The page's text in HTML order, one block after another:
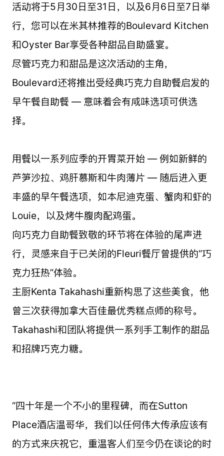
活动将于5月30日至31日，以及6月6日至7日举
行，您可以在米其林推荐的Boulevard Kitchen
和Oyster Bar享受各种甜品自助盛宴。
尽管巧克力和甜品是这次活动的主角，
Boulevard还将推出受经典巧克力自助餐启发的
早午餐自助餐 — 意味着会有咸味选项可供选
择。
用餐以一系列应季的开胃菜开始 — 例如新鲜的
芦笋沙拉、鸡肝慕斯和牛肉薄片 — 随后进入更
丰盛的早午餐选项，如本尼迪克蛋、蟹肉和虾的
Louie，以及烤牛腹肉配鸡蛋。
向巧克力自助餐致敬的环节将在体验的尾声进
行，灵感来自于已关闭的Fleuri餐厅曾提供的“巧
克力狂热”体验。
主厨Kenta Takahashi重新构思了这些美食，他
曾三次获得加拿大百佳最优秀糕点师的称号。
Takahashi和团队将提供一系列手工制作的甜品
和招牌巧克力糖。
“四十年是一个不小的里程碑，而在Sutton
Place酒店温哥华，我们以任何伟大传承应该有
的方式来庆祝它，重温客人们至今仍在谈论的时